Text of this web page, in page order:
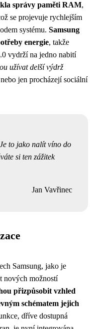
správy paměti RAM,
se projevuje rychlejším
systému. Samsung
energie, takže
vydrží na jedno nabití
užívat delší výdrž
jen procházejí sociální
to jako nalít víno do
si ten zážitek
Jan Vavřinec
Samsung, jako je
nových možností
přizpůsobit vzhled
schématem jejich
dříve dostupná